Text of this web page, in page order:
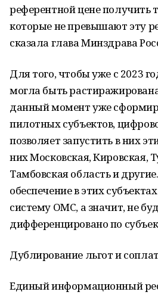
референтной цене получить
которые не превышают эту
сказала глава Минздрава
Для того, чтобы уже с 2023
могла быть
данный момент уже
пилотных субъектов,
позволяет запустить в них
них Московская, Кировская,
Тамбовская область и
обеспечение в этих
систему ОМС, а значит, не
дифференцировано по
Дублирование льгот и
Единый информационный